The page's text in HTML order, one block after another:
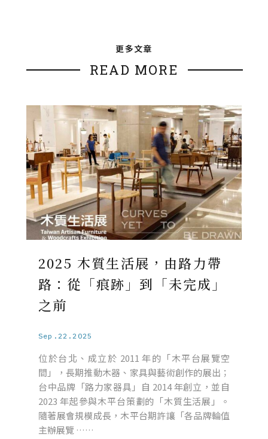
更多文章
READ MORE
2025 木質生活展，由路力帶
路：從「痕跡」到「未完成」
之前
Sep.22.2025
位於台北、成立於 2011 年的「木平台展覽空
間」，長期推動木器、家具與藝術創作的展出；
台中品牌「路力家器具」自 2014 年創立，並自
2023 年起參與木平台策劃的「木質生活展」。
隨著展會規模成長，木平台期許讓「各品牌輪值
主辦展覽 ……